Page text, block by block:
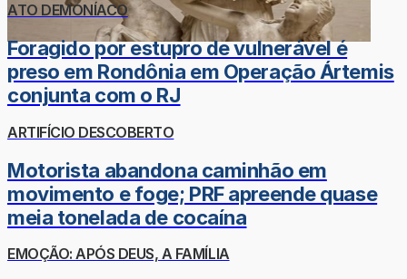
ATO DEMONÍACO
Foragido por estupro de vulnerável é
preso em Rondônia em Operação Ártemis
conjunta com o RJ
ARTIFÍCIO DESCOBERTO
Motorista abandona caminhão em
movimento e foge; PRF apreende quase
meia tonelada de cocaína
EMOÇÃO: APÓS DEUS, A FAMÍLIA